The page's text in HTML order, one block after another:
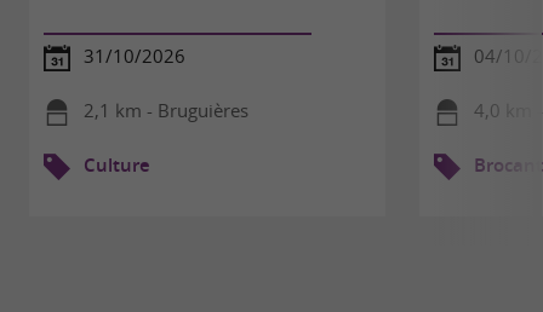
31/10/2026
2,1 km - Bruguières
Culture
04/10/
4,0 km